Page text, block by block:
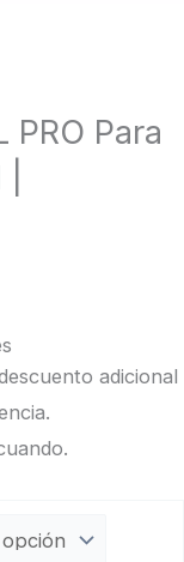
Para
adicional